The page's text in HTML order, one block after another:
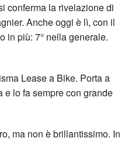
conferma la rivelazione di
Anche oggi è lì, con il
in più: 7° nella generale.
Lease a Bike. Porta a
e lo fa sempre con grande
ma non è brillantissimo. In